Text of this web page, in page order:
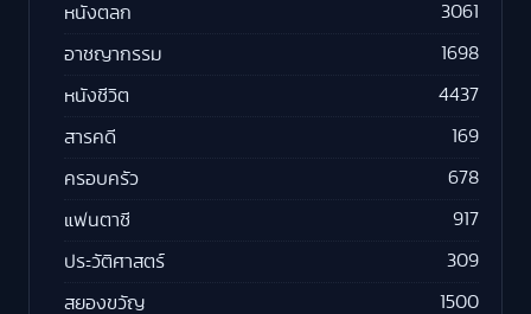
หนังตลก 3061
อาชญากรรม 1698
หนังชีวิต 4437
สารคดี 169
ครอบครัว 678
แฟนตาซี 917
ประวัติศาสตร์ 309
สยองขวัญ 1500